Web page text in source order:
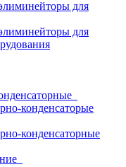
для
для
конденсаторые
конденсаторные